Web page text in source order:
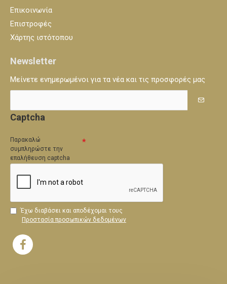
Επικοινωνία
Επιστροφές
Χάρτης ιστότοπου
Newsletter
Μείνετε ενημερωμένοι για τα νέα και τις προσφορές μας
Captcha
Παρακαλώ
συμπληρώστε την
επαλήθευση captcha
Έχω διαβάσει και αποδέχομαι τους
Προστασία προσωπικών δεδομένων